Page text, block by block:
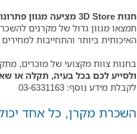
חנות 3D Store מציעה מגוון פתרונות בידור להשכרה לבית ולסלון
תמצאו מגוון גדול של מקרנים
האיכותית ביותר והתחייבות
בחנות צוות מקצועי של מוכרים,
ולסייע לכם בכל בעיה, תקלה או
לקבלת מידע נוסף: 03-6331163
השכרת מקרן, כל אחד